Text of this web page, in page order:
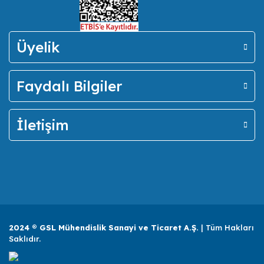
Üyelik
Faydalı Bilgiler
İletişim
2024 ® GSL Mühendislik Sanayi ve Ticaret A.Ş. | Tüm Hakları
Saklıdır.